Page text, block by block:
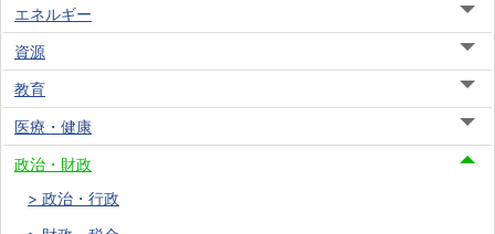
エネルギー
資源
教育
医療・健康
政治・財政
政治・行政